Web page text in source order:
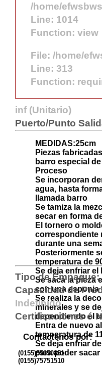
/home/
Line: 1014
Function: view
File: /home/
Line: 313
Function:
inf (Unitario)
Puerto/Punto
MEDIDAS:25cm
Piezas
barro especial
Proceso
Se incorporan
agua, hasta
llamada barro
Se tamiza la
secar en forma
El tornero o
correspondiente
durante una
Posteriormente
temperatura de
Se deja enfriar
Se saca la pieza
con una esponja
Se realiza la
minerales y se
dependiendo el
Entra de nuevo
temperatura de
Se deja enfriar
para poder sacar
Tipo de Empaque:
Capacidad de
Indefinido
Certificaciones ó
Contactenos por:
(0155)55650851
(0155)75751510